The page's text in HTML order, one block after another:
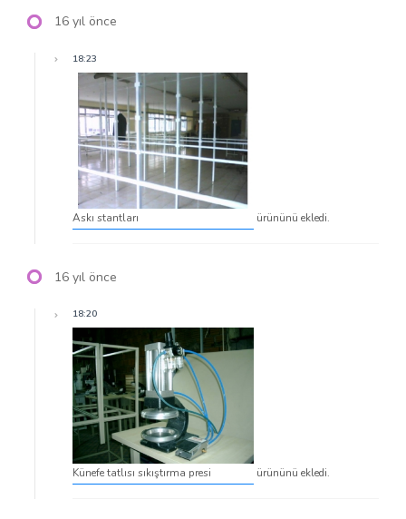
16 yıl önce
18:23
Askı stantları ürününü ekledi.
16 yıl önce
18:20
Künefe tatlısı sıkıştırma presi ürününü ekledi.